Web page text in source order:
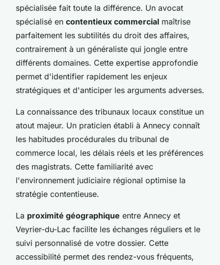
spécialisée fait toute la différence. Un avocat
spécialisé en contentieux commercial maîtrise
parfaitement les subtilités du droit des affaires,
contrairement à un généraliste qui jongle entre
différents domaines. Cette expertise approfondie
permet d'identifier rapidement les enjeux
stratégiques et d'anticiper les arguments adverses.
La connaissance des tribunaux locaux constitue un
atout majeur. Un praticien établi à Annecy connaît
les habitudes procédurales du tribunal de
commerce local, les délais réels et les préférences
des magistrats. Cette familiarité avec
l'environnement judiciaire régional optimise la
stratégie contentieuse.
La proximité géographique entre Annecy et
Veyrier-du-Lac facilite les échanges réguliers et le
suivi personnalisé de votre dossier. Cette
accessibilité permet des rendez-vous fréquents,